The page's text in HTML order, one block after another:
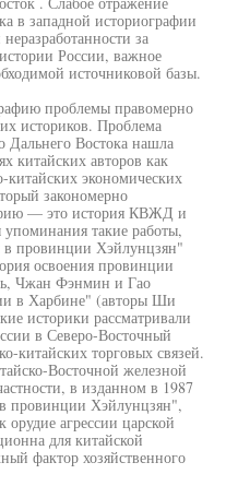
в западной историографии
за
России, важное
источниковой базы.
проблемы правомерно
историков. Проблема
Дальнего Востока нашла
китайских авторов как
китайских экономических
закономерно
— это история КВЖД и
такие работы,
в провинции Хэйлунцзян"
освоения провинции
Чжан Фэнмин и Гао
в Харбине" (авторы Ши
историки рассматривали
в Северо-Восточный
китайских торговых связей.
Восточной железной
в изданном в 1987
провинции Хэйлунцзян",
агрессии царской
для китайской
фактор хозяйственного